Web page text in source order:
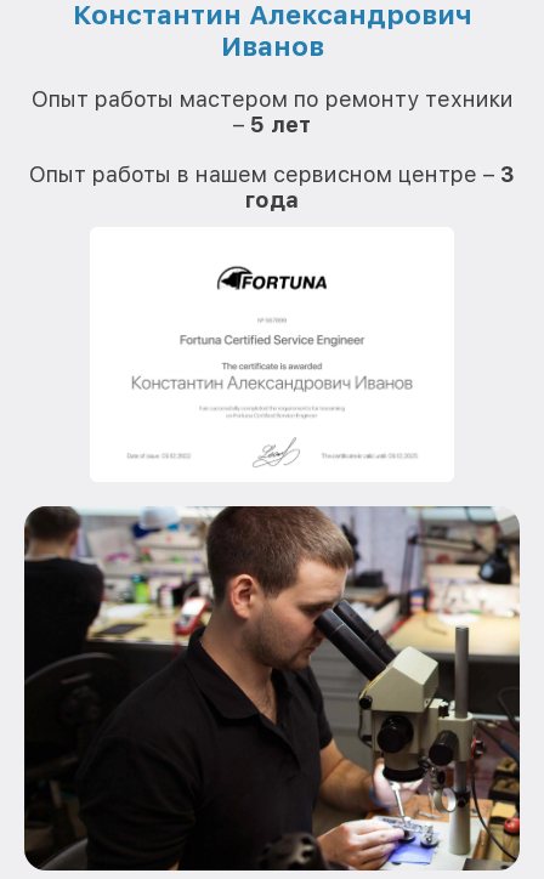
Константин Александрович
Иванов
Опыт работы мастером по ремонту техники
– 5 лет
Опыт работы в нашем сервисном центре – 3
года